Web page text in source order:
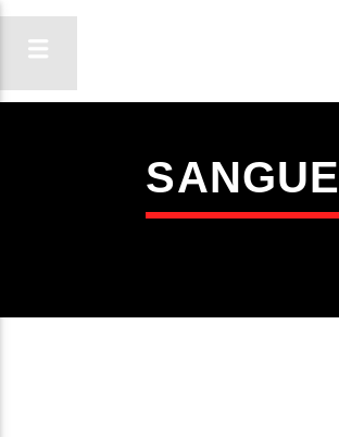
ON FM
LIGA-TE
SANGUE